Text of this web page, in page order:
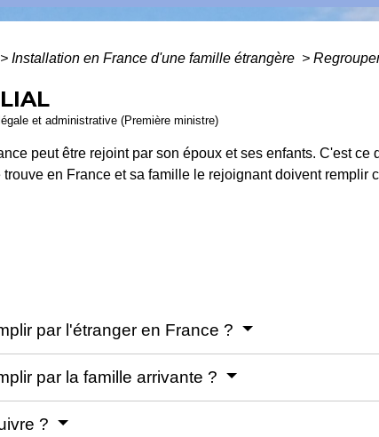
> Installation en France d'une famille étrangère >
et administrative (Première ministre)
peut être rejoint par son époux et ses enfants. C'est
trouve en France et sa famille le rejoignant doivent remplir
par l'étranger en France ?
par la famille arrivante ?
?